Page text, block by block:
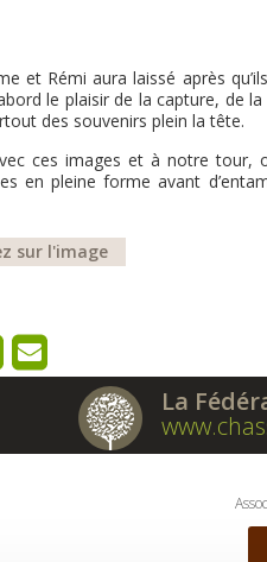
et Rémi aura laissé après
le plaisir de la capture, de
des souvenirs plein la tête.
ces images et à notre tour,
en pleine forme avant
sur l'image
La